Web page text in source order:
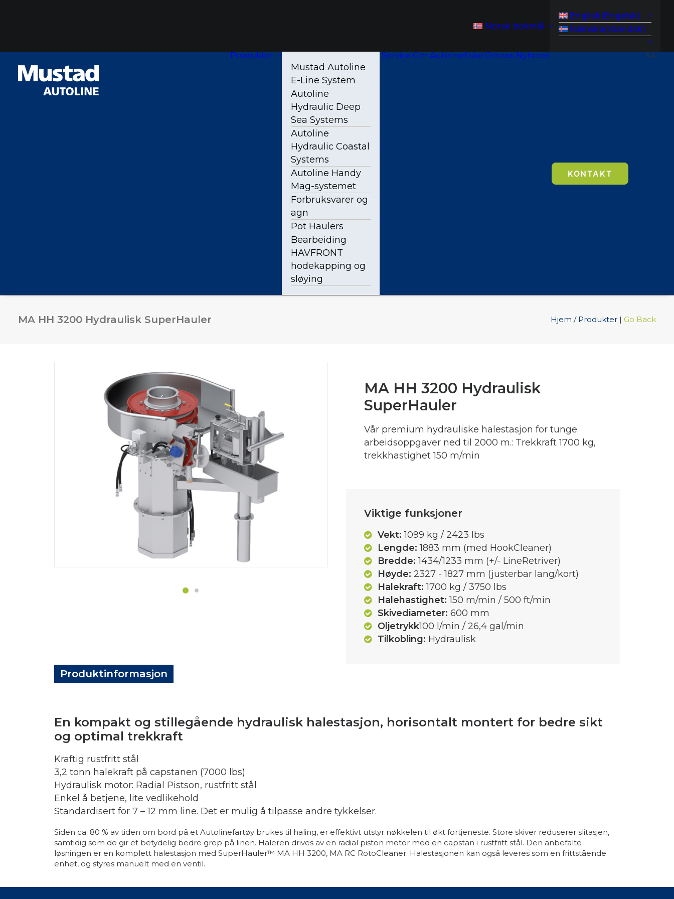
Norsk bokmål
English(Engelsk)
Íslenska(Islandsk)
Produkter
Mustad Autoline
E-Line System
Autoline
Hydraulic Deep
Sea Systems
Autoline
Hydraulic Coastal
Systems
Autoline Handy
Mag-systemet
Forbruksvarer og
agn
Pot Haulers
Bearbeiding
HAVFRONT
hodekapping og
sløying
Service Om Autolinefiske Om oss Nyheter
KONTAKT
MA HH 3200 Hydraulisk SuperHauler Hjem / Produkter | Go Back
MA HH 3200 Hydraulisk
SuperHauler
Vår premium hydrauliske halestasjon for tunge
arbeidsoppgaver ned til 2000 m.: Trekkraft 1700 kg,
trekkhastighet 150 m/min
Viktige funksjoner
Vekt: 1099 kg / 2423 lbs
Lengde: 1883 mm (med HookCleaner)
Bredde: 1434/1233 mm (+/- LineRetriver)
Høyde: 2327 - 1827 mm (justerbar lang/kort)
Halekraft: 1700 kg / 3750 lbs
Halehastighet: 150 m/min / 500 ft/min
Skivediameter: 600 mm
Oljetrykk100 l/min / 26,4 gal/min
Tilkobling: Hydraulisk
Produktinformasjon
En kompakt og stillegående hydraulisk halestasjon, horisontalt montert for bedre sikt
og optimal trekkraft
Kraftig rustfritt stål
3,2 tonn halekraft på capstanen (7000 lbs)
Hydraulisk motor: Radial Pistson, rustfritt stål
Enkel å betjene, lite vedlikehold
Standardisert for 7 – 12 mm line. Det er mulig å tilpasse andre tykkelser.
Siden ca. 80 % av tiden om bord på et Autolinefartøy brukes til haling, er effektivt utstyr nøkkelen til økt fortjeneste. Store skiver reduserer slitasjen,
samtidig som de gir et betydelig bedre grep på linen. Haleren drives av en radial piston motor med en capstan i rustfritt stål. Den anbefalte
løsningen er en komplett halestasjon med SuperHauler™ MA HH 3200, MA RC RotoCleaner. Halestasjonen kan også leveres som en frittstående
enhet, og styres manuelt med en ventil.